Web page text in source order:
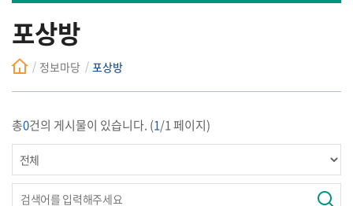
포상방
정보마당 포상방
총0건의 게시물이 있습니다. (1/1 페이지)